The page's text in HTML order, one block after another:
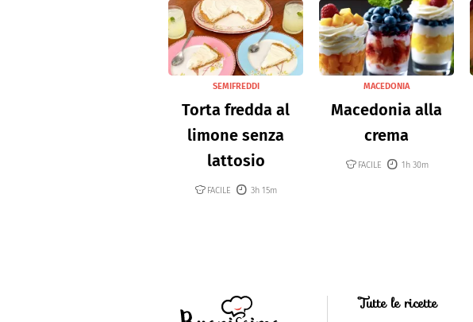
SEMIFREDDI
Torta fredda al
limone senza
lattosio
FACILE 3h 15m
MACEDONIA
Macedonia alla
crema
FACILE 1h 30m
Tutte le ricette